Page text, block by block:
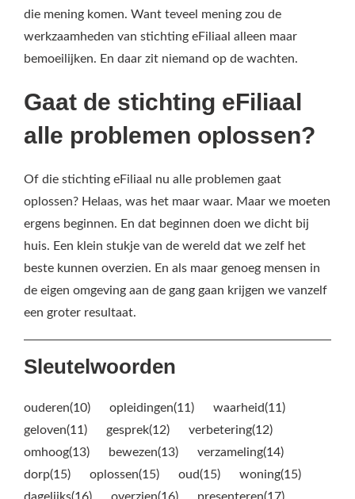
die mening komen. Want teveel mening zou de
werkzaamheden van stichting eFiliaal alleen maar
bemoeilijken. En daar zit niemand op de wachten.
Gaat de stichting eFiliaal
alle problemen oplossen?
Of die stichting eFiliaal nu alle problemen gaat
oplossen? Helaas, was het maar waar. Maar we moeten
ergens beginnen. En dat beginnen doen we dicht bij
huis. Een klein stukje van de wereld dat we zelf het
beste kunnen overzien. En als maar genoeg mensen in
de eigen omgeving aan de gang gaan krijgen we vanzelf
een groter resultaat.
Sleutelwoorden
ouderen(10) opleidingen(11)
waarheid(11)
geloven(11)
gesprek(12)
verbetering(12)
omhoog(13)
bewezen(13)
verzameling(14)
dorp(15)
oplossen(15) oud(15)
woning(15)